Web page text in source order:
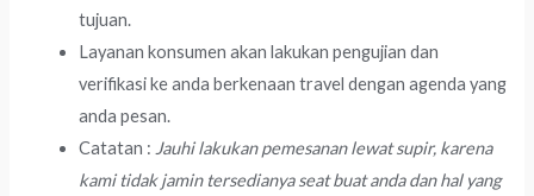
tujuan.
Layanan konsumen akan lakukan pengujian dan
verifikasi ke anda berkenaan travel dengan agenda yang
anda pesan.
Catatan : Jauhi lakukan pemesanan lewat supir, karena
kami tidak jamin tersedianya seat buat anda dan hal yang